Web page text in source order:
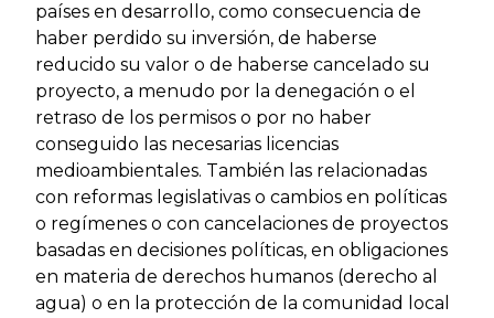
países en desarrollo, como consecuencia de
haber perdido su inversión, de haberse
reducido su valor o de haberse cancelado su
proyecto, a menudo por la denegación o el
retraso de los permisos o por no haber
conseguido las necesarias licencias
medioambientales. También las relacionadas
con reformas legislativas o cambios en políticas
o regímenes o con cancelaciones de proyectos
basadas en decisiones políticas, en obligaciones
en materia de derechos humanos (derecho al
agua) o en la protección de la comunidad local